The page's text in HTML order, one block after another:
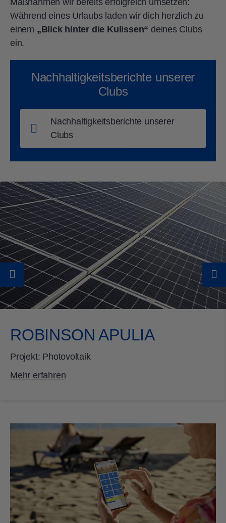
Während eines Urlaubs laden wir dich herzlich zu
einem „Blick hinter die Kulissen“ deines Clubs
ein.
Nachhaltigkeitsberichte unserer
Clubs
Nachhaltigkeitsberichte unserer
Clubs
ROBINSON APULIA
ROBINSON AMADÉ
ROBINSON CALA SERENA
ROBINSON ÇAMYUVA
ROBINSON DAIDALOS
ROBINSON DJERBA BAHIYA
ROBINSON JANDIA PLAYA
ROBINSON MALDIVES
ROBINSON NOBILIS
ROBINSON NOONU
ROBINSON PAMFILYA
ROBINSON APULIA
Projekt: Photovoltaik
Mehr erfahren